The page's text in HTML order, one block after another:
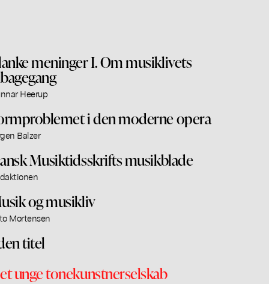
meninger I. Om musiklivets
Heerup
i den moderne opera
Balzer
Musiktidsskrifts musikblade
og musikliv
Mortensen
titel
unge tonekunstnerselskab